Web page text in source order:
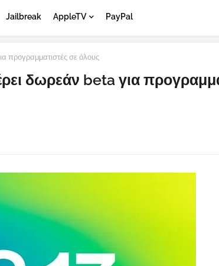
Jailbreak AppleTV PayPal
προγραμματιστές σε όλους
δωρεάν beta για